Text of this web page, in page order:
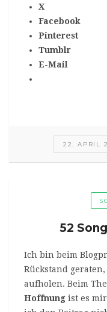
X
Facebook
Pinterest
Tumblr
E-Mail
22. APRIL
52
Ich bin beim
Rückstand
aufholen. Beim
Hoffnung ist es